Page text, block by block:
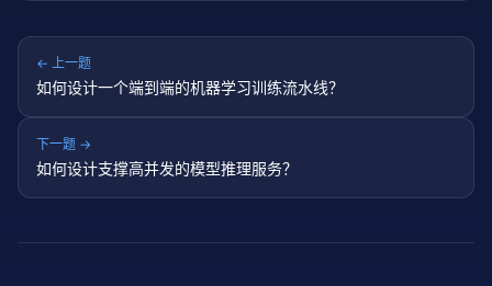
← 上一题
如何设计一个端到端的机器学习训练流水线？
下一题 →
如何设计支撑高并发的模型推理服务？